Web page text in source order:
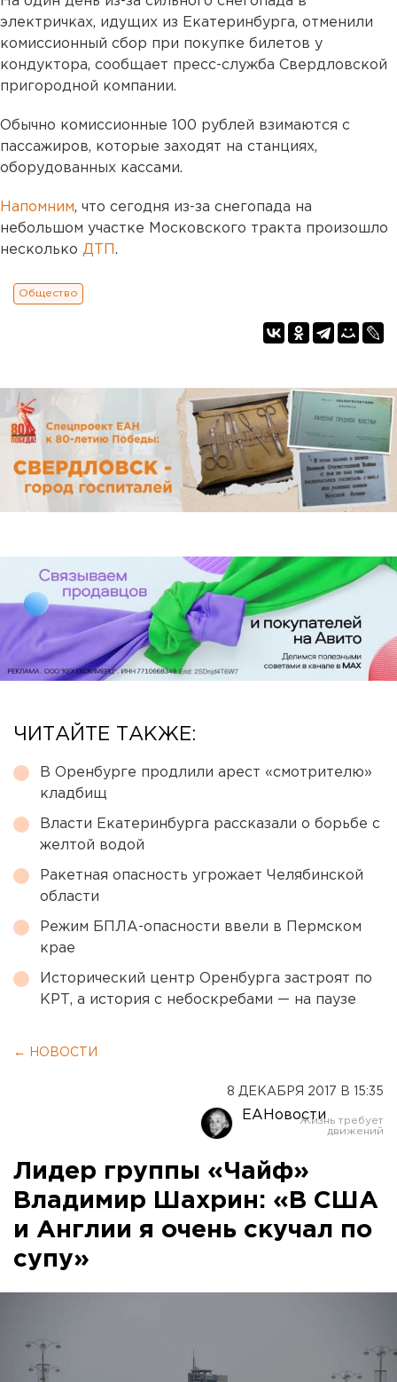
электричках, идущих из Екатеринбурга, отменили
комиссионный сбор при покупке билетов у
кондуктора, сообщает пресс-служба Свердловской
пригородной компании.
Обычно комиссионные 100 рублей взимаются с
пассажиров, которые заходят на станциях,
оборудованных кассами.
Напомним, что сегодня из-за снегопада на
небольшом участке Московского тракта произошло
несколько ДТП .
Общество
ЧИТАЙТЕ ТАКЖЕ:
В Оренбурге продлили арест «смотрителю»
кладбищ
Власти Екатеринбурга рассказали о борьбе с
желтой водой
Ракетная опасность угрожает Челябинской
области
Режим БПЛА-опасности ввели в Пермском
крае
Исторический центр Оренбурга застроят по
КРТ, а история с небоскребами — на паузе
← НОВОСТИ
8 ДЕКАБРЯ 2017 В 15:35
ЕАНовости
Лидер группы «Чайф»
Владимир Шахрин: «В США
и Англии я очень скучал по
супу»